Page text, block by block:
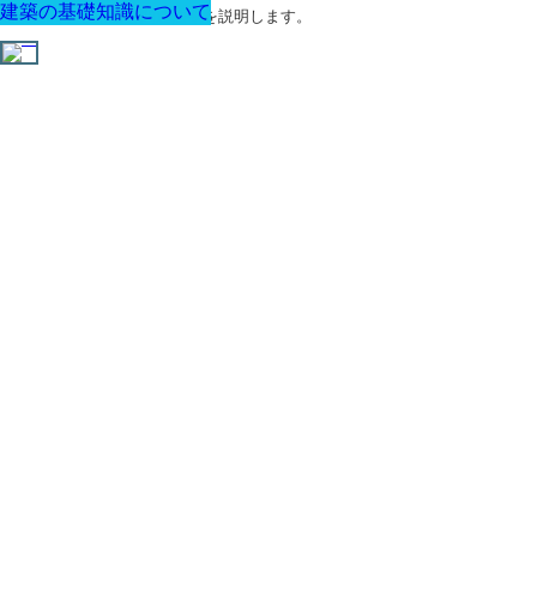
建築に関する用語と関連法令を説明します。
建築の基礎知識について
建築の基礎知識について
建築の基礎知識について
建築の基礎知識について
建築の基礎知識について
建築の基礎知識について
建築の基礎知識について